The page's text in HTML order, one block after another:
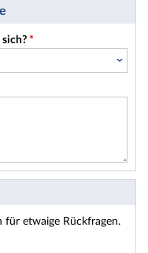
*
für etwaige Rückfragen.